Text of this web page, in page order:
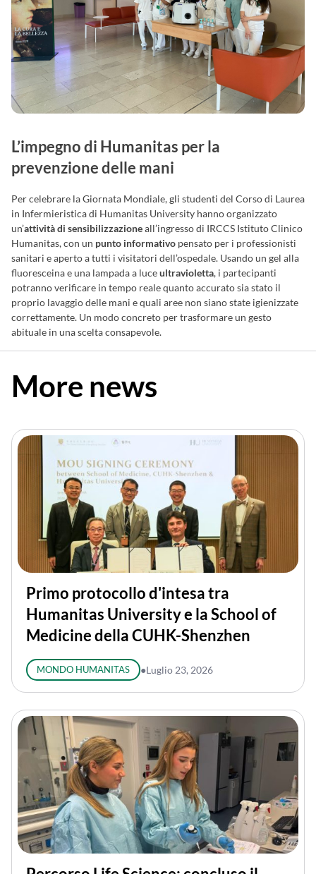
L’impegno di Humanitas per la
prevenzione delle mani
Per celebrare la Giornata Mondiale, gli studenti del Corso di Laurea
in Infermieristica di Humanitas University hanno organizzato
un’attività di sensibilizzazioneall’ingresso di IRCCS Istituto Clinico
Humanitas, con un punto informativo pensato per i professionisti
sanitari e aperto a tutti i visitatori dell’ospedale. Usando un gel alla
fluoresceina e una lampada a luceultravioletta, i partecipanti
potranno verificare in tempo reale quanto accurato sia stato il
proprio lavaggio delle mani e quali aree non siano state igienizzate
correttamente. Un modo concreto per trasformare un gesto
abituale in una scelta consapevole.
More news
Primo protocollo d'intesa tra
Humanitas University e la School of
Medicine della CUHK-Shenzhen
MONDO HUMANITAS ●Luglio 23, 2026